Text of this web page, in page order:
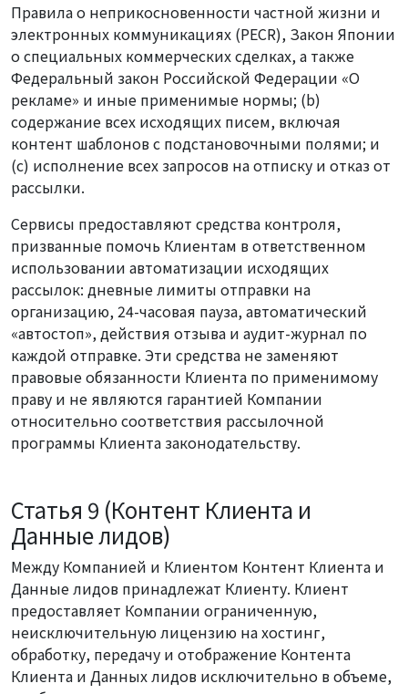
Правила о неприкосновенности частной жизни и
электронных коммуникациях (PECR), Закон Японии
о специальных коммерческих сделках, а также
Федеральный закон Российской Федерации «О
рекламе» и иные применимые нормы; (b)
содержание всех исходящих писем, включая
контент шаблонов с подстановочными полями; и
(c) исполнение всех запросов на отписку и отказ от
рассылки.
Сервисы предоставляют средства контроля,
призванные помочь Клиентам в ответственном
использовании автоматизации исходящих
рассылок: дневные лимиты отправки на
организацию, 24-часовая пауза, автоматический
«автостоп», действия отзыва и аудит-журнал по
каждой отправке. Эти средства не заменяют
правовые обязанности Клиента по применимому
праву и не являются гарантией Компании
относительно соответствия рассылочной
программы Клиента законодательству.
Статья 9 (Контент Клиента и
Данные лидов)
Между Компанией и Клиентом Контент Клиента и
Данные лидов принадлежат Клиенту. Клиент
предоставляет Компании ограниченную,
неисключительную лицензию на хостинг,
обработку, передачу и отображение Контента
Клиента и Данных лидов исключительно в объеме,